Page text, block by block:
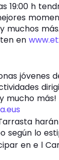
19:00 h
muchos
en
jóvenes
mucho
según lo
en e l